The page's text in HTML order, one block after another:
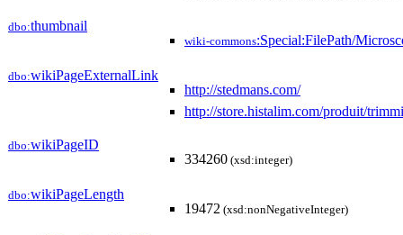
dbo:thumbnail
wiki-commons:Special:FilePath/
dbo:wikiPageExternalLink
http://stedmans.com/
http://store.histalim.com/produit/
dbo:wikiPageID
334260 (xsd:integer)
dbo:wikiPageLength
19472 (xsd:nonNegativeInteger)